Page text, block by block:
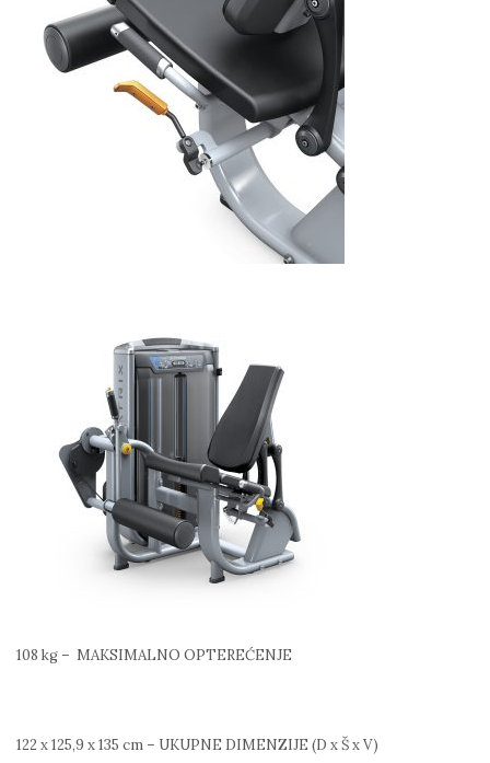
108 kg – MAKSIMALNO OPTEREĆENJE
122 x 125,9 x 135 cm – UKUPNE DIMENZIJE (D x Š x V)